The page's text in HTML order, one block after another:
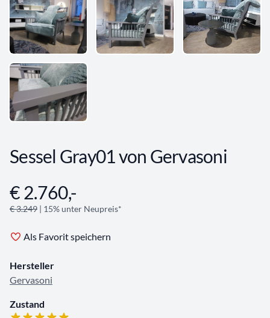
Sessel Gray01 von Gervasoni
Angebotsinformationen
€ 2.760,-
€ 3.249 | 15% unter Neupreis*
Als Favorit speichern
Hersteller
Gervasoni
Zustand